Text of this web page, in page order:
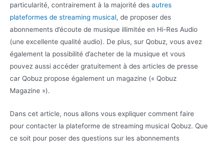
particularité, contrairement à la majorité des autres
plateformes de streaming musical, de proposer des
abonnements d’écoute de musique illimitée en Hi-Res Audio
(une excellente qualité audio). De plus, sur Qobuz, vous avez
également la possibilité d’acheter de la musique et vous
pouvez aussi accéder gratuitement à des articles de presse
car Qobuz propose également un magazine (« Qobuz
Magazine »).
Dans cet article, nous allons vous expliquer comment faire
pour contacter la plateforme de streaming musical Qobuz. Que
ce soit pour poser des questions sur les abonnements